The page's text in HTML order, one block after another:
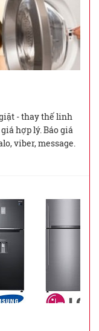
- thay thế linh
hợp lý. Báo giá
viber, message.